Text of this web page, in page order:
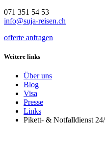
071 351 54 53
info@suja-reisen.ch
offerte anfragen
Weitere links
Über uns
Blog
Visa
Presse
Links
Pikett- & Notfalldienst